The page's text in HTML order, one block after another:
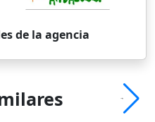
de la agencia